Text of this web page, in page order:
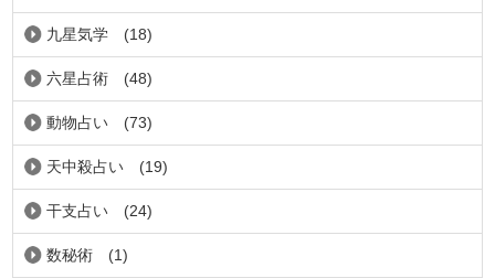
九星気学 (18)
六星占術 (48)
動物占い (73)
天中殺占い (19)
干支占い (24)
数秘術 (1)